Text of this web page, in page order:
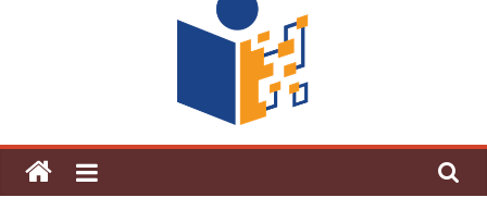
Магията на Андерсен оживя в ОУ
„Любен Каравелов“